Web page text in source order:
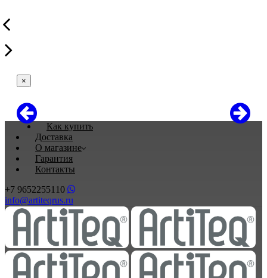
×
Как купить
Доставка
О магазине
Гарантия
Контакты
+7 9652255110
info@artiteqrus.ru